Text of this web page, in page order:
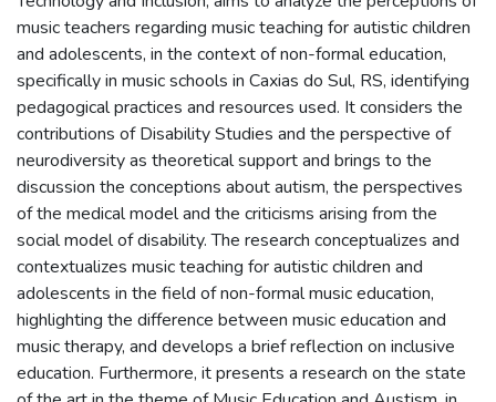
music teachers regarding music teaching for autistic children
and adolescents, in the context of non-formal education,
specifically in music schools in Caxias do Sul, RS, identifying
pedagogical practices and resources used. It considers the
contributions of Disability Studies and the perspective of
neurodiversity as theoretical support and brings to the
discussion the conceptions about autism, the perspectives
of the medical model and the criticisms arising from the
social model of disability. The research conceptualizes and
contextualizes music teaching for autistic children and
adolescents in the field of non-formal music education,
highlighting the difference between music education and
music therapy, and develops a brief reflection on inclusive
education. Furthermore, it presents a research on the state